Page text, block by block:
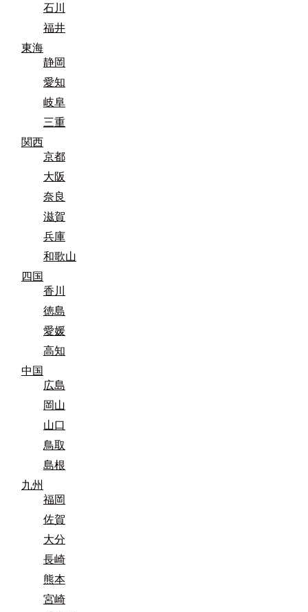
石川
福井
東海
静岡
愛知
岐阜
三重
関西
京都
大阪
奈良
滋賀
兵庫
和歌山
四国
香川
徳島
愛媛
高知
中国
広島
岡山
山口
鳥取
島根
九州
福岡
佐賀
大分
長崎
熊本
宮崎